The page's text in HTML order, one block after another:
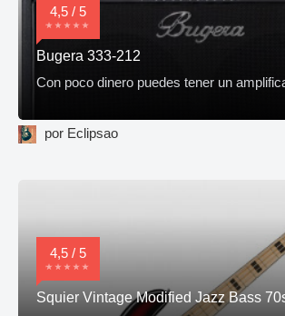
4,5 / 5
Bugera 333-212
Con poco dinero puedes tener un
por Eclipsao
4,5 / 5
Squier Vintage Modified Jazz Bass